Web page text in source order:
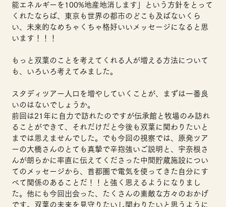
能エネルギーを100%地産地消します」という方針をとって
くれたならば、東京も世界の都市のどこも及ばないくら
い、未来的なめちゃくちゃ格好いいメッセージになると思
います！！！
もっと双葉のことを考えてくれる人が増える方法について
も、いろいろ考えてみました。
スタディツアー人口を増やしていくことが、まずは一番良
いのはないでしょうか。
前回は21年に自力で訪れたのですが伝承館と牧場のみ訪れ
ることができて、それだけだと今後も双葉に関わりたいと
までは思えませんでした。でも今回の視察では、原発ツア
ーの大橋さんのとても真摯で辛抱強いご説明と、宇奈根さ
んが朗らかに率直に伝えてくださった中間貯蔵施設につい
てのメッセージから、首都圏で電気を使ってきた自分にす
べて関係のあることだ！！と強く思えるようになりまし
た。他にも今回出会った、たくさんの素敵な方々のおかげ
です。双葉の未来を見守りたいし関わりたいと思うように